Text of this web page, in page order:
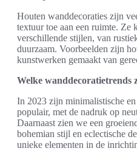
Houten wanddecoraties zijn
textuur toe aan een ruimte. Ze
verschillende stijlen, van
duurzaam. Voorbeelden zijn
kunstwerken gemaakt van
Welke wanddecoratietrends
In 2023 zijn minimalistische
populair, met de nadruk op
Daarnaast zien we een
bohemian stijl en eclectische
unieke elementen in de